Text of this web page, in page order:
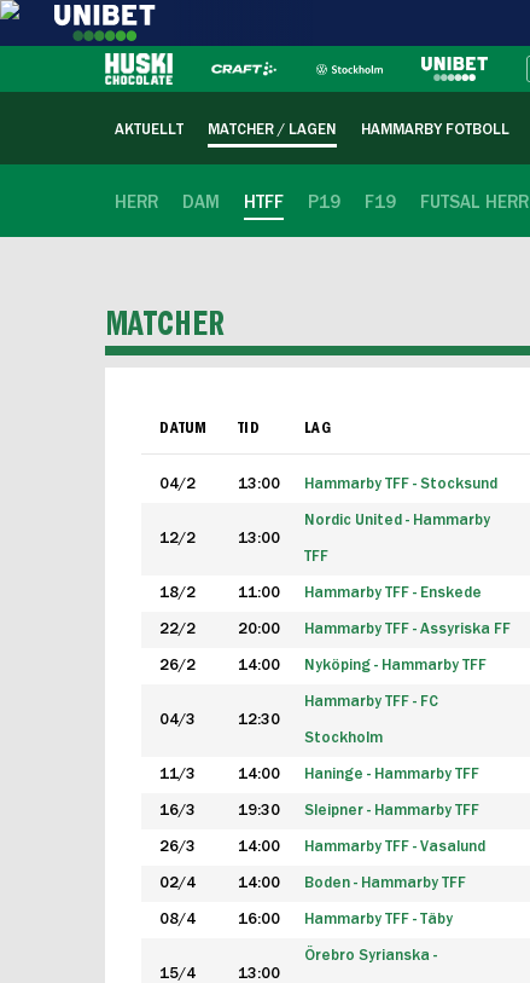
AKTUELLT MATCHER / LAGEN HAMMARBY FOTBOLL
HERR DAM HTFF P19 F19 FUTSAL HERR
MATCHER
DATUM TID LAG
04/2 13:00 Hammarby TFF - Stocksund
12/2 13:00
Nordic United - Hammarby
TFF
18/2 11:00 Hammarby TFF - Enskede
22/2 20:00 Hammarby TFF - Assyriska FF
26/2 14:00 Nyköping - Hammarby TFF
04/3 12:30
Hammarby TFF - FC
Stockholm
11/3 14:00 Haninge - Hammarby TFF
16/3 19:30 Sleipner - Hammarby TFF
26/3 14:00 Hammarby TFF - Vasalund
02/4 14:00 Boden - Hammarby TFF
08/4 16:00 Hammarby TFF - Täby
15/4 13:00
Örebro Syrianska -